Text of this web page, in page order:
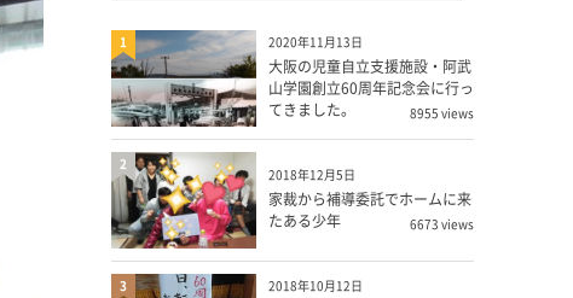
2020年11月13日
大阪の児童自立支援施設・阿武
山学園創立60周年記念会に行っ
てきました。
8955 views
1
2018年12月5日
家裁から補導委託でホームに来
たある少年
6673 views
2
2018年10月12日
3